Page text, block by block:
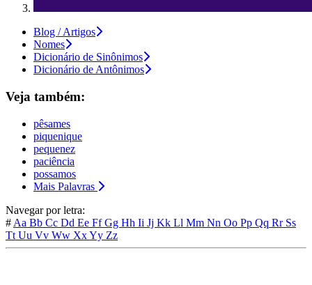
Blog / Artigos
Nomes
Dicionário de Sinônimos
Dicionário de Antônimos
Veja também:
pêsames
piquenique
pequenez
paciência
possamos
Mais Palavras
Navegar por letra:
# Aa Bb Cc Dd Ee FfGg Hh Ii Jj Kk Ll Mm Nn Oo Pp Qq Rr Ss
Tt Uu Vv Ww XxYy Zz